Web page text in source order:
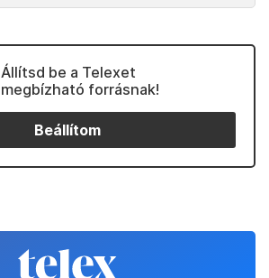
Állítsd be a Telexet
megbízható forrásnak!
Beállítom